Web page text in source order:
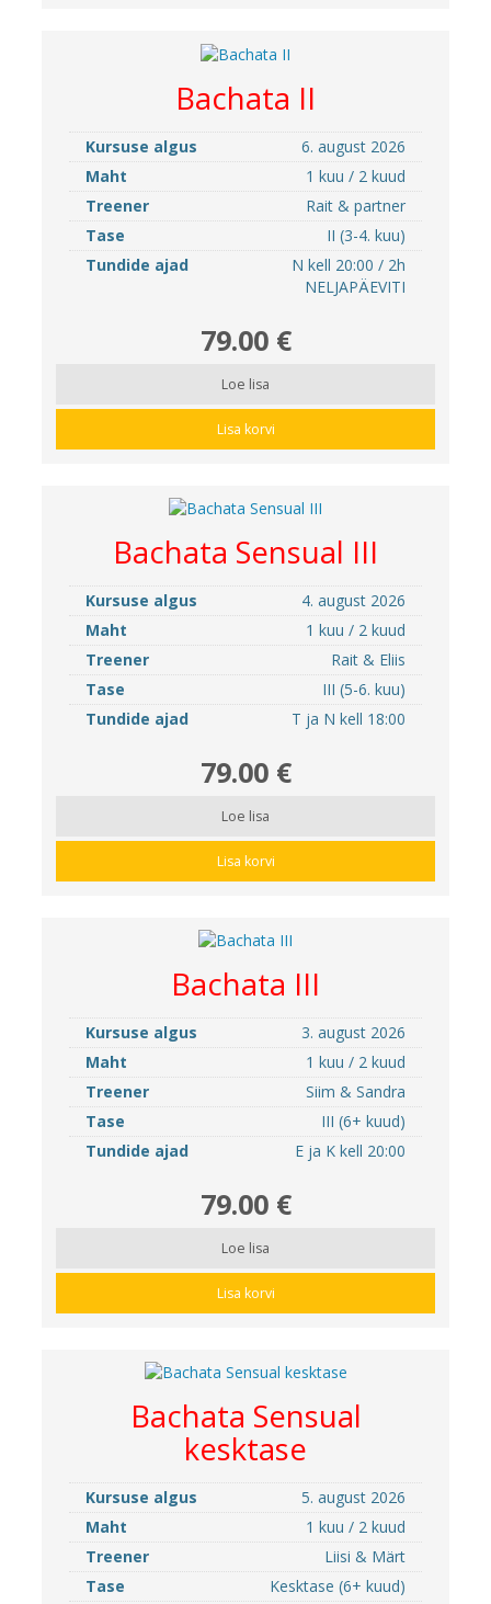
Bachata II
Kursuse algus
6. august 2026
Maht
1 kuu / 2 kuud
Treener
Rait & partner
Tase
II (3-4. kuu)
Tundide ajad
N kell 20:00 / 2h
NELJAPÄEVITI
79.00 €
Loe lisa
Lisa korvi
Bachata Sensual III
Kursuse algus
4. august 2026
Maht
1 kuu / 2 kuud
Treener
Rait & Eliis
Tase
III (5-6. kuu)
Tundide ajad
T ja N kell 18:00
79.00 €
Loe lisa
Lisa korvi
Bachata III
Kursuse algus
3. august 2026
Maht
1 kuu / 2 kuud
Treener
Siim & Sandra
Tase
III (6+ kuud)
Tundide ajad
E ja K kell 20:00
79.00 €
Loe lisa
Lisa korvi
Bachata Sensual
kesktase
Kursuse algus
5. august 2026
Maht
1 kuu / 2 kuud
Treener
Liisi & Märt
Tase
Kesktase (6+ kuud)